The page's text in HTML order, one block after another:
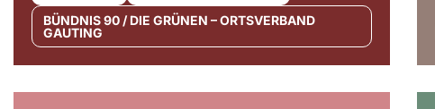
BÜNDNIS 90 / DIE GRÜNEN – ORTSVERBAND
GAUTING